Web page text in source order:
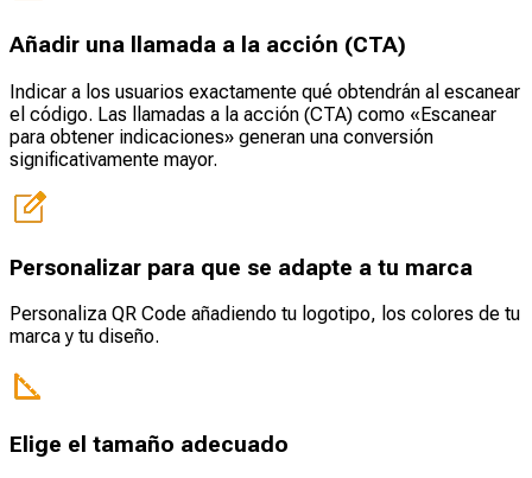
Añadir una llamada a la acción (CTA)
Indicar a los usuarios exactamente qué obtendrán al escanear
el código. Las llamadas a la acción (CTA) como «Escanear
para obtener indicaciones» generan una conversión
significativamente mayor.
Personalizar para que se adapte a tu marca
Personaliza QR Code añadiendo tu logotipo, los colores de tu
marca y tu diseño.
Elige el tamaño adecuado